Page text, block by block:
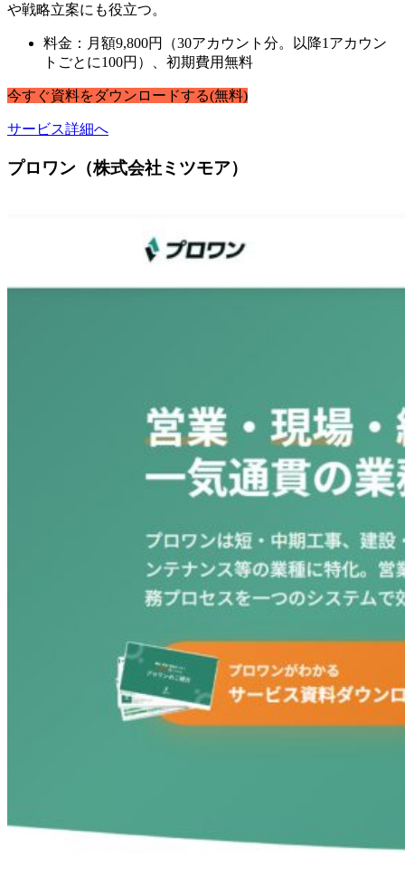
や戦略立案にも役立つ。
料金：月額9,800円（30アカウント分。以降1アカウン
トごとに100円）、初期費用無料
今すぐ資料をダウンロードする(無料)
サービス詳細へ
プロワン（株式会社ミツモア）